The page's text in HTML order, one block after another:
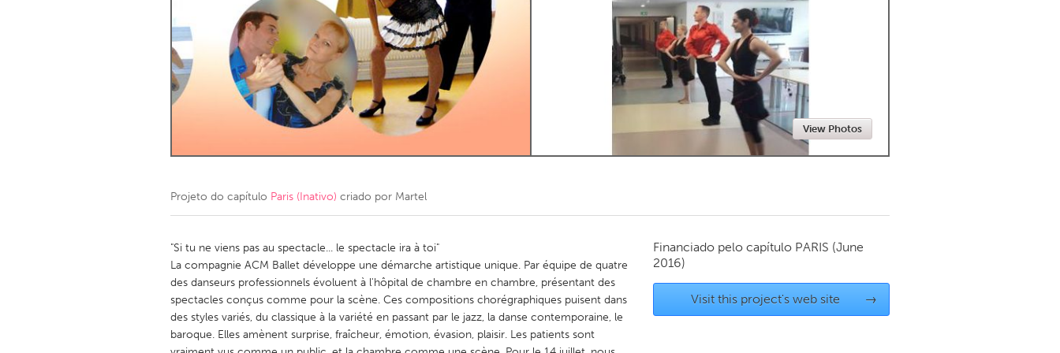
Kingston Kitchener-Waterloo New Glasgow
Newmarket
Ottawa
South Shore Toronto
MALAYSIA
Kuala Lumpur
QATAR
Qatar
Singapore
View Photos
Projeto do capítulo Paris (Inativo) criado por Martel
"Si tu ne viens pas au spectacle... le spectacle ira à toi"
La compagnie ACM Ballet développe une démarche artistique unique. Par équipe de quatre
des danseurs professionnels évoluent à l'hôpital de chambre en chambre, présentant des
spectacles conçus comme pour la scène. Ces compositions chorégraphiques puisent dans
des styles variés, du classique à la variété en passant par le jazz, la danse contemporaine, le
baroque. Elles amènent surprise, fraîcheur, émotion, évasion, plaisir. Les patients sont
Financiado pelo capítulo PARIS (June
2016)
Visit this project's web site →